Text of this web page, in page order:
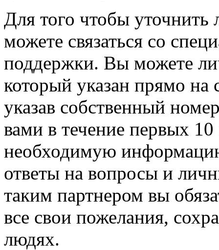
Для того чтобы
можете связаться со
поддержки. Вы можете
который указан прямо на
указав собственный
вами в течение первых
необходимую
ответы на вопросы и
таким партнером вы
все свои пожелания,
людях.